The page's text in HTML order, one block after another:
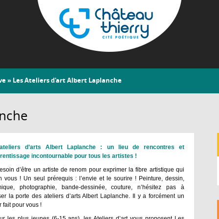
au
contenu
principal
Château-
Thierry
» Les Ateliers d'art Albert Laplanche
d’arts Albert Laplanche : un lieu de rencontres et
incontournable pour tous les artistes !
d’être un artiste de renom pour exprimer la fibre artistique qui
vous ! Un seul prérequis : l’envie et le sourire ! Peinture, dessin,
photographie, bande-dessinée, couture, n’hésitez pas à
la porte des ateliers d’arts Albert Laplanche. Il y a forcément un
fait pour vous !